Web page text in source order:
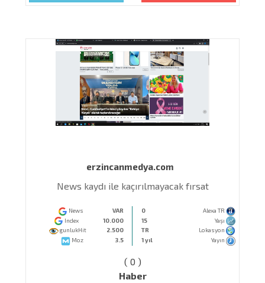
erzincanmedya.com
News kaydı ile kaçırılmayacak fırsat
News
VAR
Index
10.000
gunlukHit
2.500
Moz
3.5
0
Alexa TR
15
Yaşı
TR
Lokasyon
1 yıl
Yayın
( 0 )
Haber